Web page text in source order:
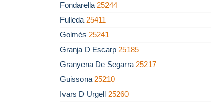
Fondarella 25244
Fulleda 25411
Golmés 25241
Granja D Escarp 25185
Granyena De Segarra 25217
Guissona 25210
Ivars D Urgell 25260